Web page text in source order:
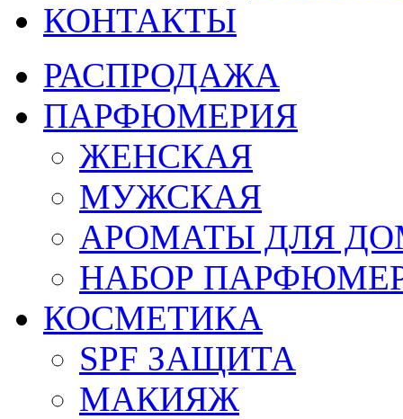
КОНТАКТЫ
РАСПРОДАЖА
ПАРФЮМЕРИЯ
ЖЕНСКАЯ
МУЖСКАЯ
АРОМАТЫ ДЛЯ
НАБОР
КОСМЕТИКА
SPF ЗАЩИТА
МАКИЯЖ